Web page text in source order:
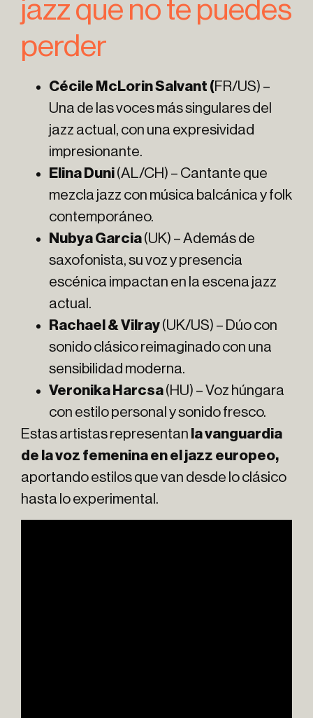
jazz que no te puedes
perder
Cécile McLorin Salvant (FR/US) –
Una de las voces más singulares del
jazz actual, con una expresividad
impresionante.
Elina Duni(AL/CH) – Cantante que
mezcla jazz con música balcánica y folk
contemporáneo.
Nubya Garcia(UK) – Además de
saxofonista, su voz y presencia
escénica impactan en la escena jazz
actual.
Rachael & Vilray(UK/US) – Dúo con
sonido clásico reimaginado con una
sensibilidad moderna.
Veronika Harcsa(HU) – Voz húngara
con estilo personal y sonido fresco.
Estas artistas representan la vanguardia
de la voz femenina en el jazz europeo,
aportando estilos que van desde lo clásico
hasta lo experimental.